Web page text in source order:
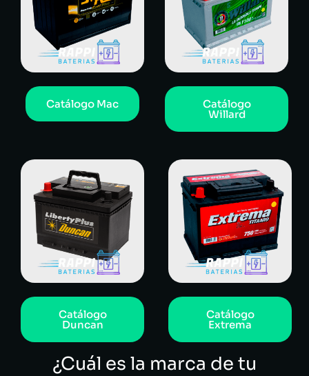
Catálogo Mac Catálogo
Willard
Catálogo
Duncan
Catálogo
Extrema
¿Cuál es la marca de tu